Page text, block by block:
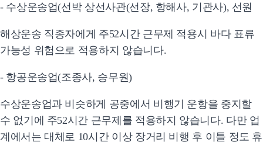
- 수상운송업(선박 상선사관(선장, 항해사, 기관사), 선원
해상운송 직종자에게 주52시간 근무제 적용시 바다 표류
가능성 위험으로 적용하지 않습니다.
- 항공운송업(조종사, 승무원)
수상운송업과 비슷하게 공중에서 비행기 운항을 중지할
수 없기에 주52시간 근무제를 적용하지 않습니다. 다만 업
계에서는 대체로 10시간 이상 장거리 비행 후 이틀 정도 휴